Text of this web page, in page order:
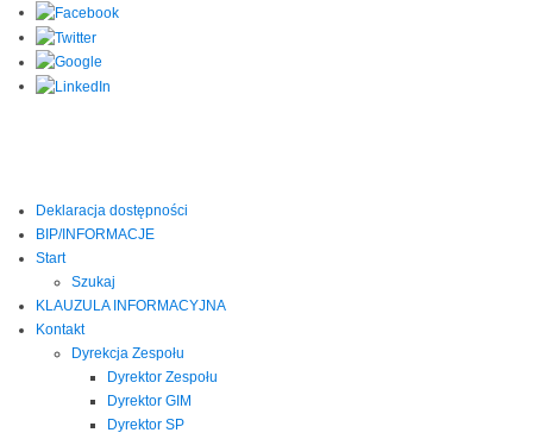
Deklaracja dostępności
BIP/INFORMACJE
Start
Szukaj
KLAUZULA INFORMACYJNA
Kontakt
Dyrekcja Zespołu
Dyrektor Zespołu
Dyrektor GIM
Dyrektor SP